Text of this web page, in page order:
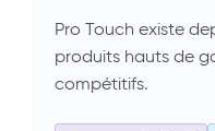
Pro Touch existe
produits hauts de
compétitifs.